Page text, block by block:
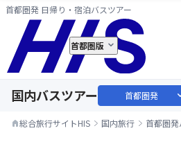
首都圏発 日帰り・宿泊バスツアー
首都圏版
国内バスツアー 首都圏発
home総合旅行サイトHIS 国内旅行 首都圏